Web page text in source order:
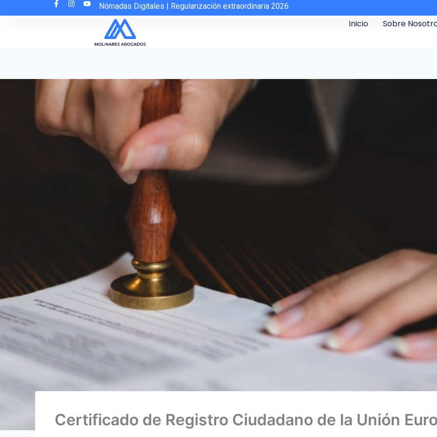
al
Nómadas Digitales | Regularización extraordinaria 2026
Inicio Sobre
Certificado de Registro Ciudadano de la Unión